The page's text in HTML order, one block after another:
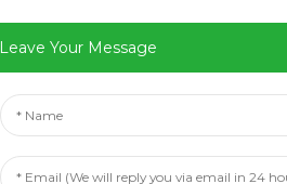
Leave Your Message